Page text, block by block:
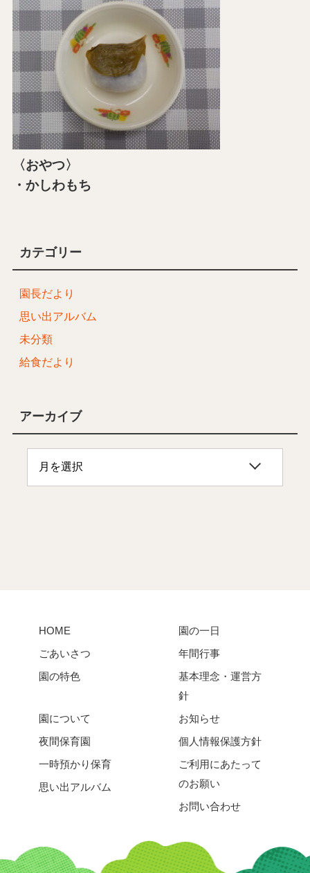
〈おやつ〉
・かしわもち
カテゴリー
園長だより
思い出アルバム
未分類
給食だより
アーカイブ
HOME
ごあいさつ
園の特色
園の一日
年間行事
基本理念・運営方
針
園について
夜間保育園
一時預かり保育
思い出アルバム
お知らせ
個人情報保護方針
ご利用にあたって
のお願い
お問い合わせ